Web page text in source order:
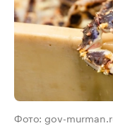
Фото: gov-